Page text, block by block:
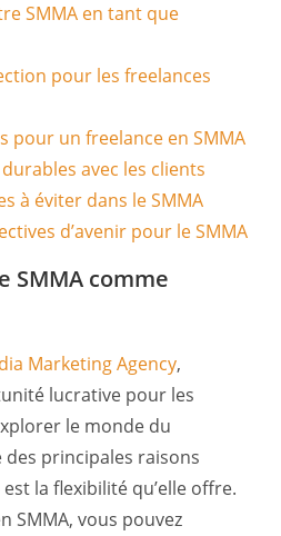
SMMA en tant que
pour les freelances
pour un freelance en SMMA
avec les clients
à éviter dans le SMMA
d’avenir pour le SMMA
SMMA comme
Marketing Agency,
lucrative pour les
le monde du
des principales raisons
la flexibilité qu’elle offre.
SMMA, vous pouvez